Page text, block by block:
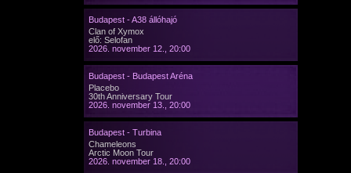
Budapest - A38 állóhajó
Clan of Xymox
elő: Selofan
2026. november 12., 20:00
Budapest - Budapest Aréna
Placebo
30th Anniversary Tour
2026. november 13., 20:00
Budapest - Turbina
Chameleons
Arctic Moon Tour
2026. november 18., 20:00